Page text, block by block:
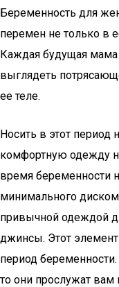
Беременность для
перемен не только в
Каждая будущая мама
выглядеть
ее теле.
Носить в этот период
комфортную одежду
время беременности
минимального
привычной одеждой
джинсы. Этот
период
то они прослужат